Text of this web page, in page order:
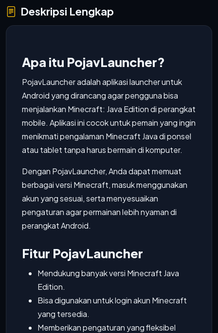
Deskripsi Lengkap
Apa itu PojavLauncher?
PojavLauncher adalah aplikasi launcher untuk
Android yang dirancang agar pengguna bisa
menjalankan Minecraft: Java Edition di perangkat
mobile. Aplikasi ini cocok untuk pemain yang ingin
menikmati pengalaman Minecraft Java di ponsel
atau tablet tanpa harus bermain di komputer.
Dengan PojavLauncher, Anda dapat memuat
berbagai versi Minecraft, masuk menggunakan
akun yang sesuai, serta menyesuaikan
pengaturan agar permainan lebih nyaman di
perangkat Android.
Fitur PojavLauncher
Mendukung banyak versi Minecraft Java
Edition.
Bisa digunakan untuk login akun Minecraft
yang tersedia.
Memberikan pengaturan yang fleksibel